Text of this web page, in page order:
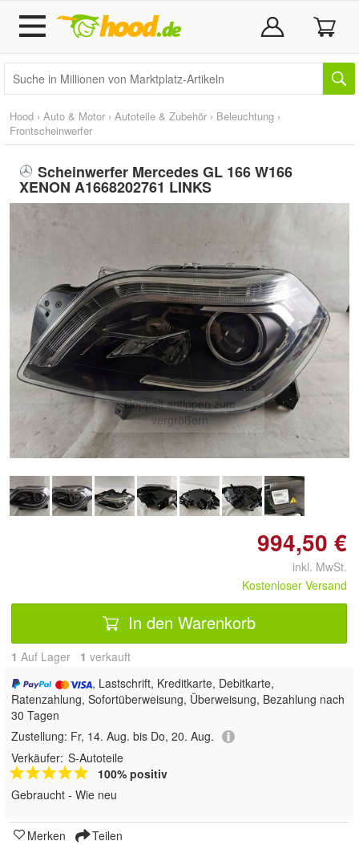
Hood › Auto & Motor › Autoteile & Zubehör › Beleuchtung ›
Frontscheinwerfer
Scheinwerfer Mercedes GL 166 W166
XENON A1668202761 LINKS
Doppelt antippen zum
vergrößern
994,50 €
inkl. MwSt.
Kostenloser Versand
In den Warenkorb
1 Auf Lager 1 verkauft
, Lastschrift, Kreditkarte, Debitkarte,
Ratenzahlung, Sofortüberweisung, Überweisung, Bezahlung nach
30 Tagen
Zustellung: Fr, 14. Aug. bis Do, 20. Aug.
Verkäufer: S-Autoteile
100% positiv
Gebraucht - Wie neu
Merken Teilen